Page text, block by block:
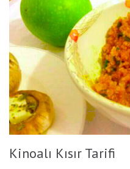
Kinoalı Kısır Tarifi